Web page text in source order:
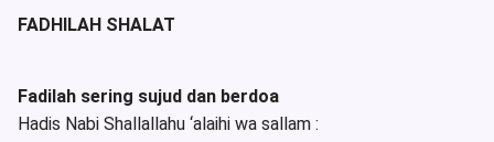
FADHILAH SHALAT
Fadilah sering sujud dan berdoa
Hadis Nabi Shallallahu ‘alaihi wa sallam :